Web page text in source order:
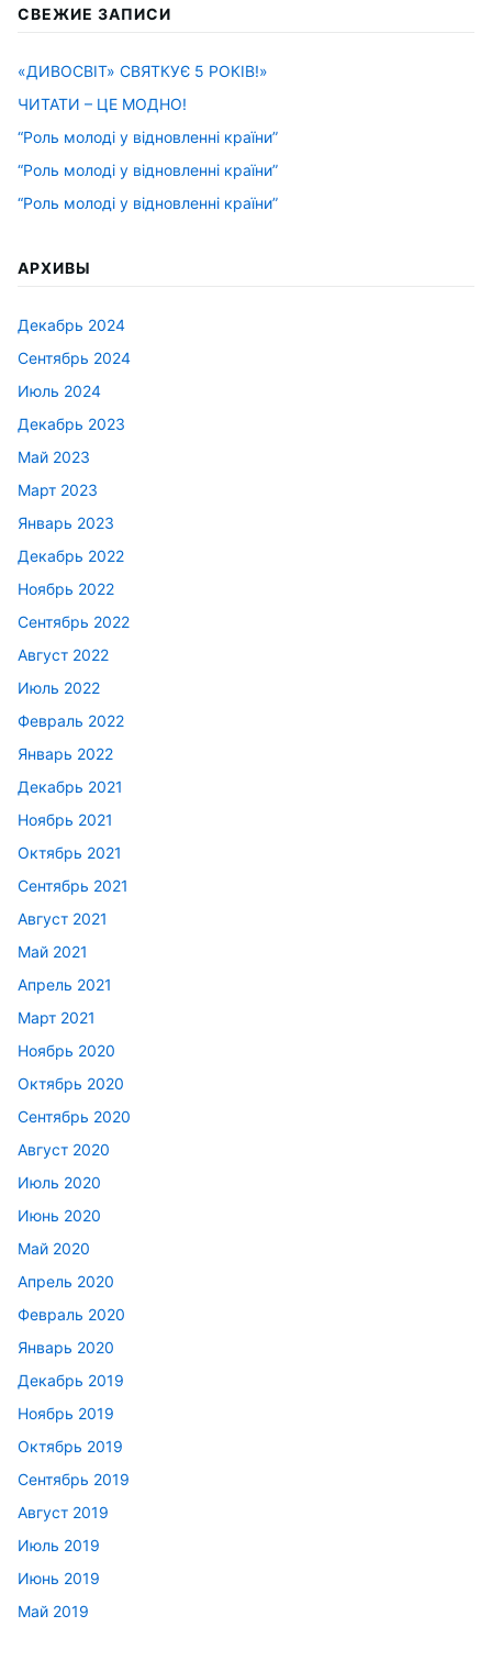
СВЕЖИЕ ЗАПИСИ
«ДИВОСВІТ» СВЯТКУЄ 5 РОКІВ!»
ЧИТАТИ – ЦЕ МОДНО!
“Роль молоді у відновленні країни”
“Роль молоді у відновленні країни”
“Роль молоді у відновленні країни”
АРХИВЫ
Декабрь 2024
Сентябрь 2024
Июль 2024
Декабрь 2023
Май 2023
Март 2023
Январь 2023
Декабрь 2022
Ноябрь 2022
Сентябрь 2022
Август 2022
Июль 2022
Февраль 2022
Январь 2022
Декабрь 2021
Ноябрь 2021
Октябрь 2021
Сентябрь 2021
Август 2021
Май 2021
Апрель 2021
Март 2021
Ноябрь 2020
Октябрь 2020
Сентябрь 2020
Август 2020
Июль 2020
Июнь 2020
Май 2020
Апрель 2020
Февраль 2020
Январь 2020
Декабрь 2019
Ноябрь 2019
Октябрь 2019
Сентябрь 2019
Август 2019
Июль 2019
Июнь 2019
Май 2019